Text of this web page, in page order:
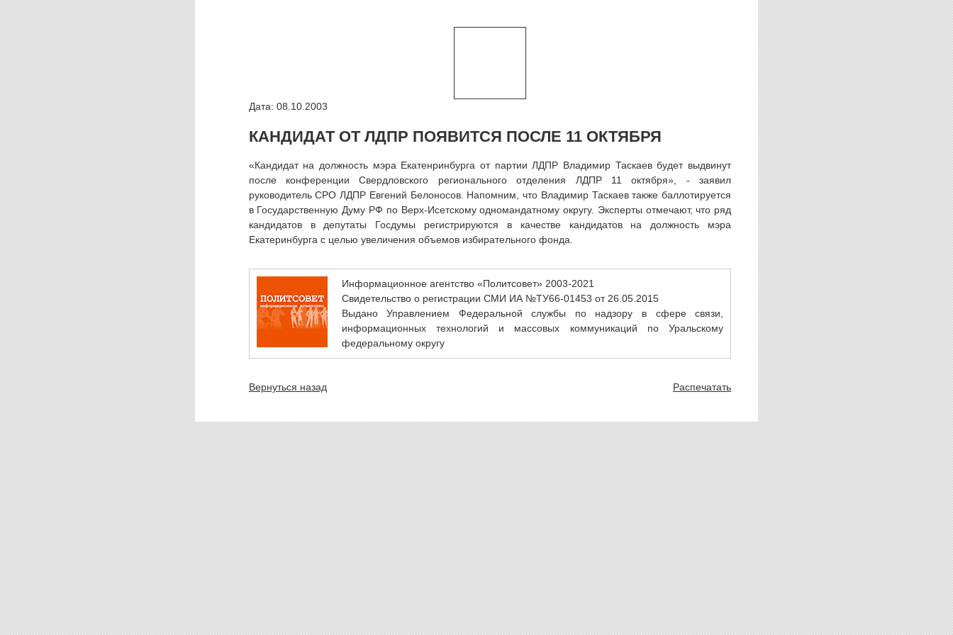
Дата: 08.10.2003
КАНДИДАТ ОТ ЛДПР ПОЯВИТСЯ ПОСЛЕ 11 ОКТЯБРЯ
«Кандидат на должность мэра Екатенринбурга от партии ЛДПР Владимир Таскаев будет выдвинут
после конференции Свердловского регионального отделения ЛДПР 11 октября», - заявил
руководитель СРО ЛДПР Евгений Белоносов. Напомним, что Владимир Таскаев также баллотируется
в Государственную Думу РФ по Верх-Исетскому одномандатному округу. Эксперты отмечают, что ряд
кандидатов в депутаты Госдумы регистрируются в качестве кандидатов на должность мэра
Екатеринбурга с целью увеличения объемов избирательного фонда.
Информационное агентство «Политсовет» 2003-2021
Свидетельство о регистрации СМИ ИА №ТУ66-01453 от 26.05.2015
Выдано Управлением Федеральной службы по надзору в сфере связи,
информационных технологий и массовых коммуникаций по Уральскому
федеральному округу
Вернуться назад Распечатать